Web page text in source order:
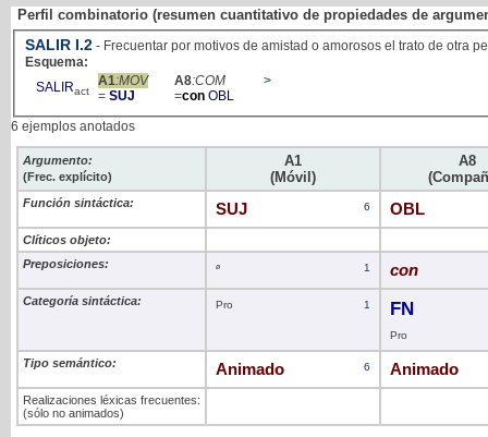
Perfil combinatorio (resumen cuantitativo de propiedades de
SALIR I.2 - Frecuentar por motivos de amistad o amorosos el trato de otra
Esquema:
SALIRact
A1:MOV
= SUJ
A8:COM
=con OBL
>
6 ejemplos anotados
Argumento:
(Frec. explícito)
A1
(Móvil)
A8
Función sintáctica: SUJ 6 OBL
Clíticos objeto:
Preposiciones:
ø 1 con
Categoría sintáctica: Pro 1 FN
Pro
Tipo semántico: Animado 6 Animado
Realizaciones léxicas frecuentes:
(sólo no animados)